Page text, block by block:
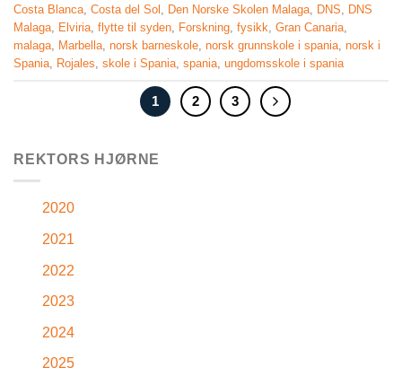
Costa Blanca, Costa del Sol , Den Norske Skolen Malaga, DNS, DNS
Malaga, Elviria, flytte til syden, Forskning, fysikk, Gran Canaria,
malaga, Marbella, norsk barneskole, norsk grunnskole i spania, norsk i
Spania, Rojales, skole i Spania, spania, ungdomsskole i spania
1 2 3
REKTORS HJØRNE
2020
2021
2022
2023
2024
2025